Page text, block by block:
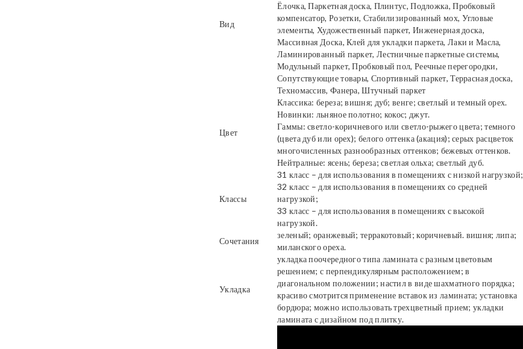
Вид
Ёлочка, Паркетная доска, Плинтус, Подложка, Пробковый
компенсатор, Розетки, Стабилизированный мох, Угловые
элементы, Художественный паркет, Инженерная доска,
Массивная Доска, Клей для укладки паркета, Лаки и Масла,
Ламинированный паркет, Лестничные паркетные системы,
Модульный паркет, Пробковый пол, Реечные перегородки,
Сопутствующие товары, Спортивный паркет, Террасная доска,
Техномассив, Фанера, Штучный паркет
Цвет
Классика: береза; вишня; дуб; венге; светлый и темный орех.
Новинки: льняное полотно; кокос; джут.
Гаммы: светло-коричневого или светло-рыжего цвета; темного
(цвета дуб или орех); белого оттенка (акация); серых расцветок
многочисленных разнообразных оттенков; бежевых оттенков.
Нейтралные: ясень; береза; светлая ольха; светлый дуб.
Классы
31 класс – для использования в помещениях с низкой нагрузкой;
32 класс – для использования в помещениях со средней
нагрузкой;
33 класс – для использования в помещениях с высокой
нагрузкой.
Сочетания
зеленый; оранжевый; терракотовый; коричневый. вишня; липа;
миланского ореха.
Укладка
укладка поочередного типа ламината с разным цветовым
решением; с перпендикулярным расположением; в
диагональном положении; настил в виде шахматного порядка;
красиво смотрится применение вставок из ламината; установка
бордюра; можно использовать трехцветный прием; укладки
ламината с дизайном под плитку.